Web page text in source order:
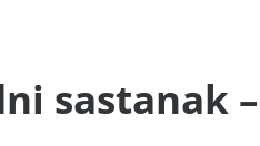
sastanak –